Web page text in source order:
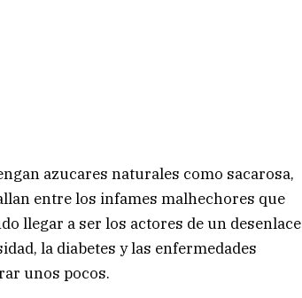
azucares naturales como sacarosa,
entre los infames malhechores que
llegar a ser los actores de un desenlace
la diabetes y las enfermedades
unos pocos.